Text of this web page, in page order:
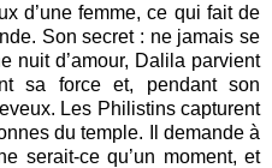
d’une femme, ce qui fait de
Son secret : ne jamais se
nuit d’amour, Dalila parvient
sa force et, pendant son
Les Philistins capturent
du temple. Il demande à
serait-ce qu’un moment, et